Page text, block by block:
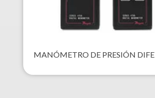
MANÓMETRO DE PRESIÓN